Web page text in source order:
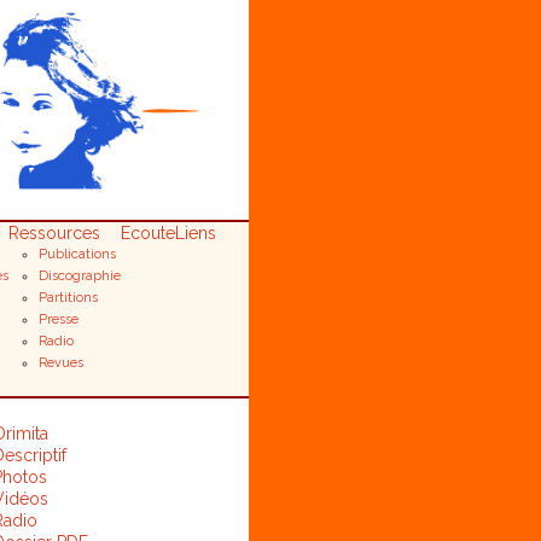
Ressources
Publications
Discographie
Partitions
Presse
Radio
Revues
Ecoute Liens